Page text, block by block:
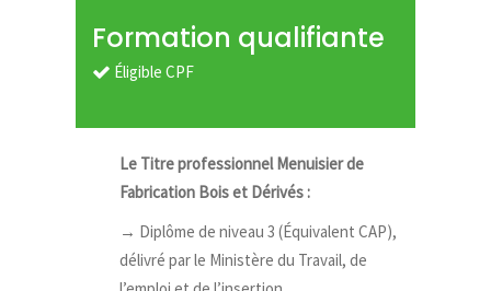
Formation qualifiante
Éligible CPF
Le Titre professionnel Menuisier de
Fabrication Bois et Dérivés :
→ Diplôme de niveau 3 (Équivalent CAP),
délivré par le Ministère du Travail, de